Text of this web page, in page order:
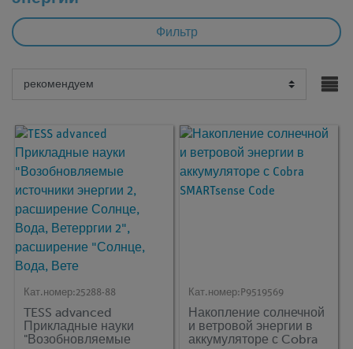
Фильтр
Кат.номер:25288-88
TESS advanced
Прикладные науки
"Возобновляемые
Кат.номер: P9519569
Накопление солнечной
и ветровой энергии в
аккумуляторе с Cobra